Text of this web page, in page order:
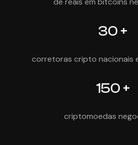
30 +
corretoras cripto nacionais
150 +
criptomoedas